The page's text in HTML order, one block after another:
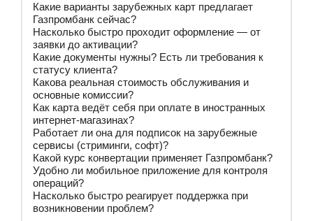
Какие варианты зарубежных карт предлагает
Газпромбанк сейчас?
Насколько быстро проходит оформление — от
заявки до активации?
Какие документы нужны? Есть ли требования к
статусу клиента?
Какова реальная стоимость обслуживания и
основные комиссии?
Как карта ведёт себя при оплате в иностранных
интернет-магазинах?
Работает ли она для подписок на зарубежные
сервисы (стриминги, софт)?
Какой курс конвертации применяет Газпромбанк?
Удобно ли мобильное приложение для контроля
операций?
Насколько быстро реагирует поддержка при
возникновении проблем?